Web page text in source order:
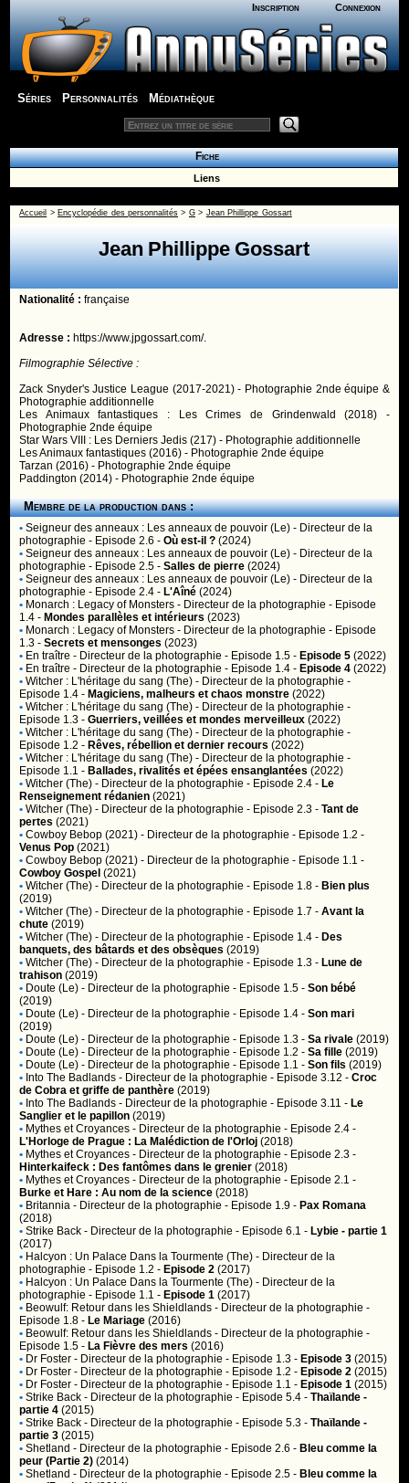
Inscription Connexion
Séries Personnalités Médiathèque
Fiche
Liens
Accueil > Encyclopédie des personnalités > G> Jean Phillippe Gossart
Jean Phillippe Gossart
Nationalité :française
Adresse : https://www.jpgossart.com/.
Filmographie Sélective :
Zack Snyder's Justice League (2017-2021) - Photographie 2nde équipe &
Photographie additionnelle
Les Animaux fantastiques : Les Crimes de Grindenwald (2018) -
Photographie 2nde équipe
Star Wars VIII : Les Derniers Jedis (217) - Photographie additionnelle
Les Animaux fantastiques (2016) - Photographie 2nde équipe
Tarzan (2016) - Photographie 2nde équipe
Paddington (2014) - Photographie 2nde équipe
Membre de la production dans :
• Seigneur des anneaux : Les anneaux de pouvoir (Le) - Directeur de la
photographie - Episode 2.6 -Où est-il ? (2024)
• Seigneur des anneaux : Les anneaux de pouvoir (Le) - Directeur de la
photographie - Episode 2.5 -Salles de pierre (2024)
• Seigneur des anneaux : Les anneaux de pouvoir (Le) - Directeur de la
photographie - Episode 2.4 - L'Aîné (2024)
• Monarch : Legacy of Monsters - Directeur de la photographie - Episode
1.4 - Mondes parallèles et intérieurs (2023)
• Monarch : Legacy of Monsters - Directeur de la photographie - Episode
1.3 -Secrets et mensonges (2023)
• En traître - Directeur de la photographie - Episode 1.5 - Episode 5 (2022)
• En traître - Directeur de la photographie - Episode 1.4 - Episode 4 (2022)
• Witcher : L'héritage du sang (The) - Directeur de la photographie -
Episode 1.4 - Magiciens, malheurs et chaos monstre (2022)
• Witcher : L'héritage du sang (The) - Directeur de la photographie -
Episode 1.3 -Guerriers, veillées et mondes merveilleux (2022)
• Witcher : L'héritage du sang (The) - Directeur de la photographie -
Episode 1.2 - Rêves, rébellion et dernier recours (2022)
• Witcher : L'héritage du sang (The) - Directeur de la photographie -
Episode 1.1 - Ballades, rivalités et épées ensanglantées (2022)
• Witcher (The) - Directeur de la photographie - Episode 2.4 - Le
Renseignement rédanien (2021)
• Witcher (The) - Directeur de la photographie - Episode 2.3 -Tant de
pertes (2021)
• Cowboy Bebop (2021) - Directeur de la photographie - Episode 1.2 -
Venus Pop (2021)
• Cowboy Bebop (2021) - Directeur de la photographie - Episode 1.1 -
Cowboy Gospel (2021)
• Witcher (The) - Directeur de la photographie - Episode 1.8 - Bien plus
(2019)
• Witcher (The) - Directeur de la photographie - Episode 1.7 -Avant la
chute (2019)
• Witcher (The) - Directeur de la photographie - Episode 1.4 - Des
banquets, des bâtards et des obsèques (2019)
• Witcher (The) - Directeur de la photographie - Episode 1.3 - Lune de
trahison (2019)
• Doute (Le) - Directeur de la photographie - Episode 1.5 -Son bébé
(2019)
• Doute (Le) - Directeur de la photographie - Episode 1.4 -Son mari
(2019)
• Doute (Le) - Directeur de la photographie - Episode 1.3 -Sa rivale (2019)
• Doute (Le) - Directeur de la photographie - Episode 1.2 -Sa fille (2019)
• Doute (Le) - Directeur de la photographie - Episode 1.1 -Son fils (2019)
• Into The Badlands - Directeur de la photographie - Episode 3.12 -Croc
de Cobra et griffe de panthère (2019)
• Into The Badlands - Directeur de la photographie - Episode 3.11 - Le
Sanglier et le papillon (2019)
• Mythes et Croyances - Directeur de la photographie - Episode 2.4 -
L'Horloge de Prague : La Malédiction de l'Orloj (2018)
• Mythes et Croyances - Directeur de la photographie - Episode 2.3 -
Hinterkaifeck : Des fantômes dans le grenier (2018)
• Mythes et Croyances - Directeur de la photographie - Episode 2.1 -
Burke et Hare : Au nom de la science (2018)
• Britannia - Directeur de la photographie - Episode 1.9 - Pax Romana
(2018)
• Strike Back - Directeur de la photographie - Episode 6.1 - Lybie - partie 1
(2017)
• Halcyon : Un Palace Dans la Tourmente (The) - Directeur de la
photographie - Episode 1.2 - Episode 2 (2017)
• Halcyon : Un Palace Dans la Tourmente (The) - Directeur de la
photographie - Episode 1.1 - Episode 1 (2017)
• Beowulf: Retour dans les Shieldlands - Directeur de la photographie -
Episode 1.8 - Le Mariage (2016)
• Beowulf: Retour dans les Shieldlands - Directeur de la photographie -
Episode 1.5 - La Fièvre des mers (2016)
• Dr Foster - Directeur de la photographie - Episode 1.3 - Episode 3 (2015)
• Dr Foster - Directeur de la photographie - Episode 1.2 - Episode 2 (2015)
• Dr Foster - Directeur de la photographie - Episode 1.1 - Episode 1 (2015)
• Strike Back - Directeur de la photographie - Episode 5.4 -Thaïlande -
partie 4 (2015)
• Strike Back - Directeur de la photographie - Episode 5.3 -Thaïlande -
partie 3 (2015)
• Shetland - Directeur de la photographie - Episode 2.6 - Bleu comme la
peur (Partie 2) (2014)
• Shetland - Directeur de la photographie - Episode 2.5 - Bleu comme la